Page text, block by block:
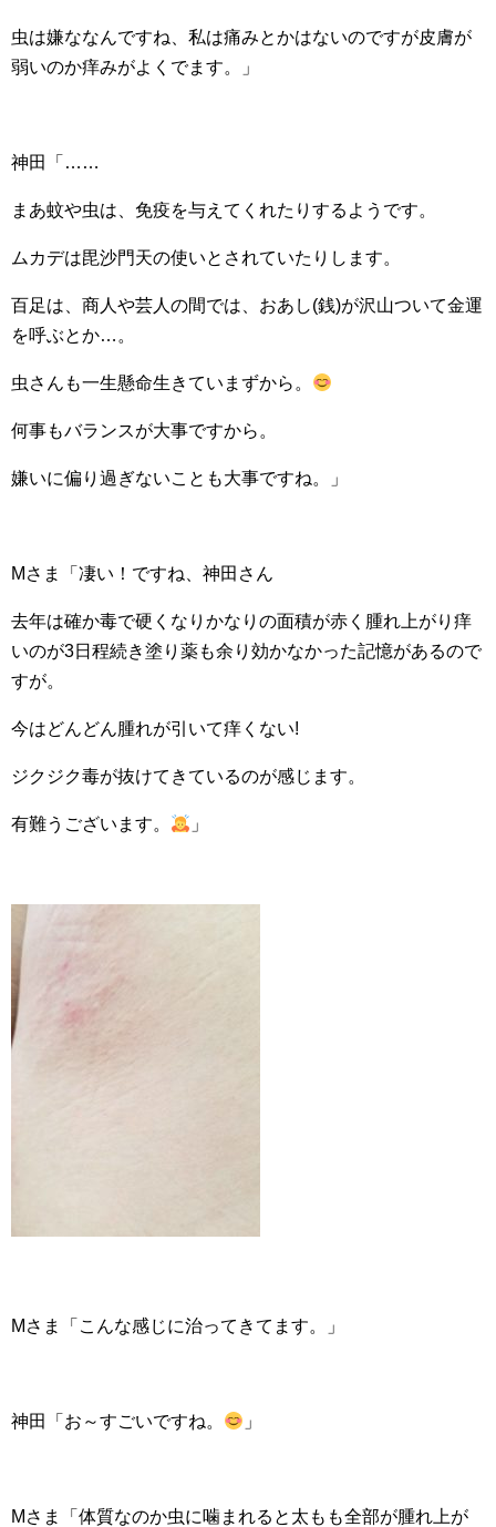
虫は嫌ななんですね、私は痛みとかはないのですが皮膚が
弱いのか痒みがよくでます。」
神田「……
まあ蚊や虫は、免疫を与えてくれたりするようです。
ムカデは毘沙門天の使いとされていたりします。
百足は、商人や芸人の間では、おあし(銭)が沢山ついて金運
を呼ぶとか…。
虫さんも一生懸命生きていまずから。
何事もバランスが大事ですから。
嫌いに偏り過ぎないことも大事ですね。」
Mさま「凄い！ですね、神田さん
去年は確か毒で硬くなりかなりの面積が赤く腫れ上がり痒
いのが3日程続き塗り薬も余り効かなかった記憶があるので
すが。
今はどんどん腫れが引いて痒くない!
ジクジク毒が抜けてきているのが感じます。
有難うございます。 」
Mさま「こんな感じに治ってきてます。」
神田「お～すごいですね。 」
Mさま「体質なのか虫に噛まれると太もも全部が腫れ上が